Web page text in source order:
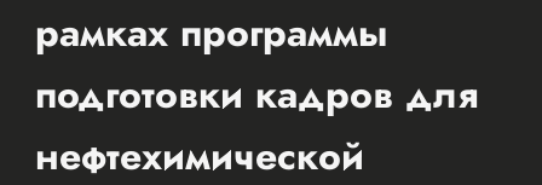
рамках программы
подготовки кадров для
нефтехимической